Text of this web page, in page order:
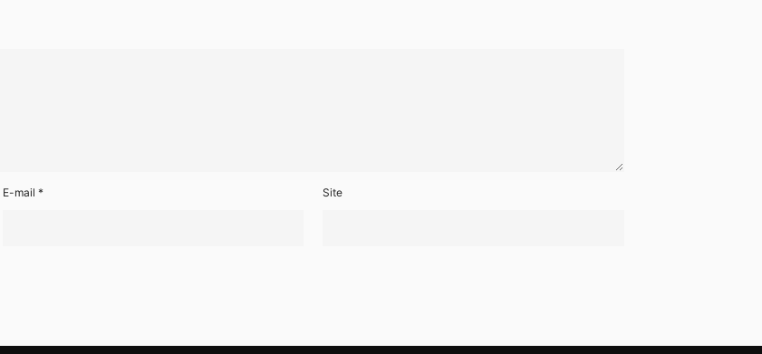
E-mail * Site